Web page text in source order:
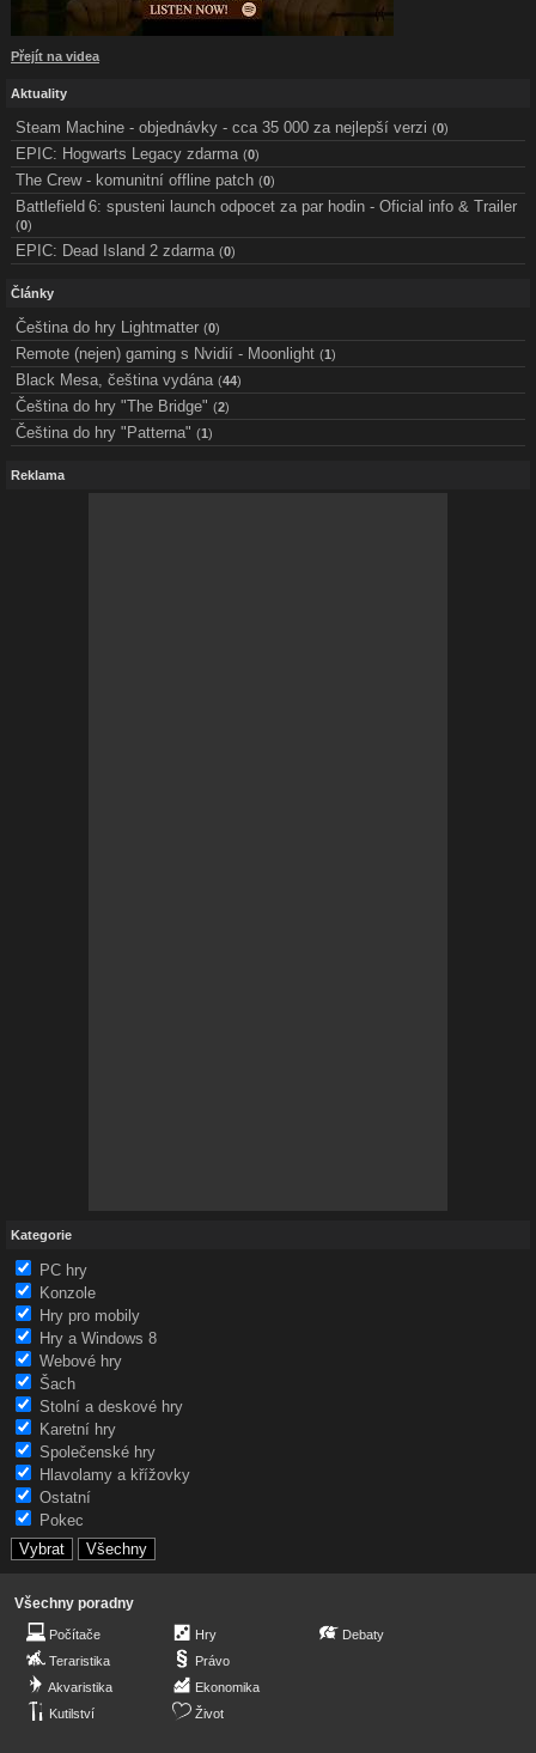
Přejít na videa
Aktuality
Steam Machine - objednávky - cca 35 000 za nejlepší verzi (0)
EPIC: Hogwarts Legacy zdarma (0)
The Crew - komunitní offline patch (0)
Battlefield 6: spusteni launch odpocet za par hodin - Oficial info & Trailer
(0)
EPIC: Dead Island 2 zdarma (0)
Články
Čeština do hry Lightmatter (0)
Remote (nejen) gaming s Nvidií - Moonlight (1 )
Black Mesa, čeština vydána (44)
Čeština do hry "The Bridge" (2)
Čeština do hry "Patterna" (1 )
Reklama
Kategorie
PC hry
Konzole
Hry pro mobily
Hry a Windows 8
Webové hry
Šach
Stolní a deskové hry
Karetní hry
Společenské hry
Hlavolamy a křížovky
Ostatní
Pokec
Všechny poradny
Počítače
Teraristika
Akvaristika
Kutilství
Hry
Právo
Ekonomika
Život
Debaty